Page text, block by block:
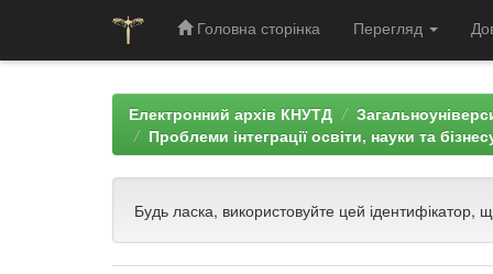
Головна сторінка Перегляд
Електронний архів КНУТД
Проблеми інтеграції освіти, науки та
Будь ласка, використовуйте цей